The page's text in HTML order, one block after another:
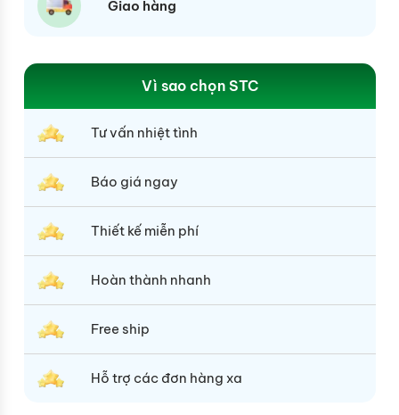
Giao hàng
Vì sao chọn STC
Tư vấn nhiệt tình
Báo giá ngay
Thiết kế miễn phí
Hoàn thành nhanh
Free ship
Hỗ trợ các đơn hàng xa